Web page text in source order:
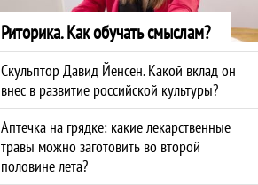
Риторика. Как обучать смыслам?
Скульптор Давид Йенсен. Какой вклад он
внес в развитие российской культуры?
Аптечка на грядке: какие лекарственные
травы можно заготовить во второй
половине лета?